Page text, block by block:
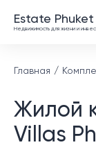
Estate Phuket
Недвижимость для жизни и
Главная
Жилой
Villas